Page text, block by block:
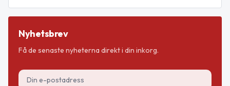
Nyhetsbrev
Få de senaste nyheterna direkt i din inkorg.